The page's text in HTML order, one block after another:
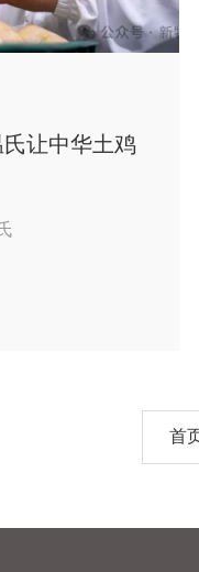
让中华土鸡
首